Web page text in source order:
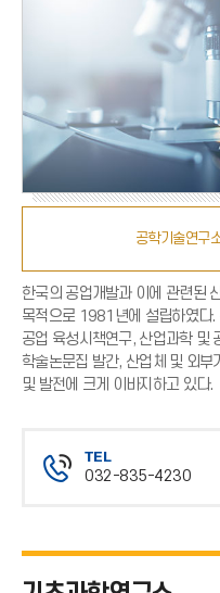
공학기술연구
한국의 공업개발과 이에 관련된
목적으로 1981년에 설립하였다.
공업 육성시책연구, 산업과학 및
학술논문집 발간, 산업체 및 외
및 발전에 크게 이바지하고 있다.
TEL
032-835-4230